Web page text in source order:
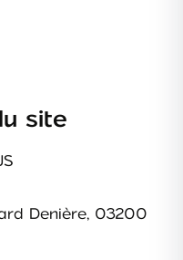
site
Denière, 03200